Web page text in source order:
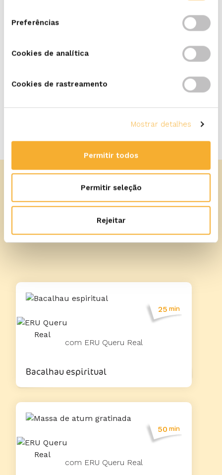
Preferências
Cookies de analítica
Cookies de rastreamento
Mostrar detalhes
Permitir todos
Permitir seleção
Rejeitar
Mais receitas
25 min
com ERU Queru Real
Bacalhau espiritual
50 min
com ERU Queru Real